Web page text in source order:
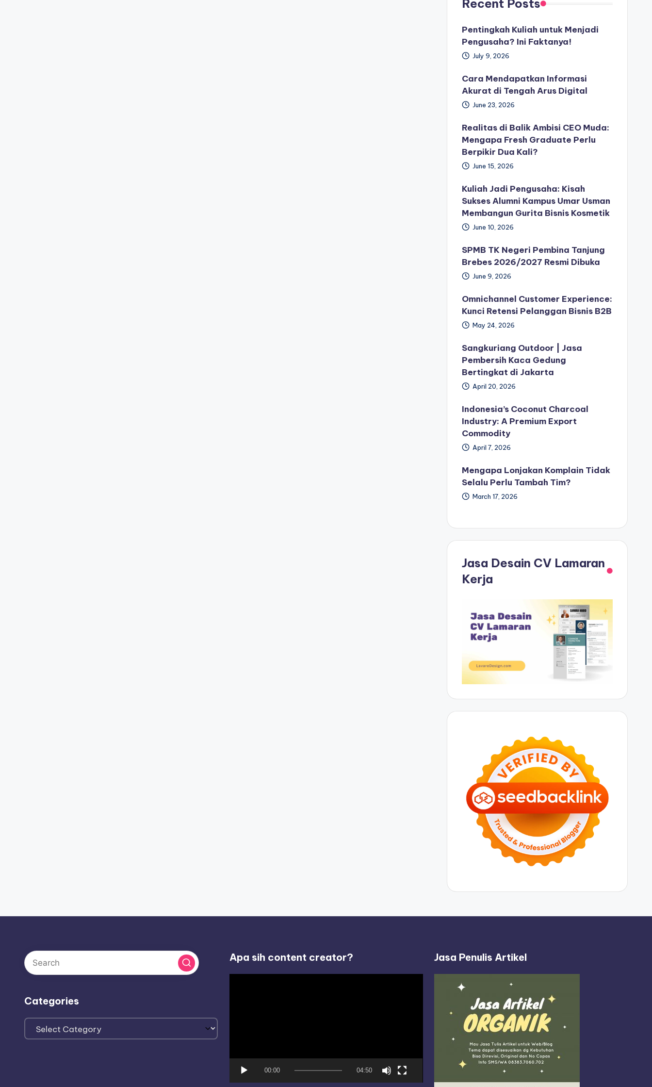
Recent Posts
Pentingkah Kuliah untuk Menjadi
Pengusaha? Ini Faktanya!
July 9, 2026
Cara Mendapatkan Informasi
Akurat di Tengah Arus Digital
June 23, 2026
Realitas di Balik Ambisi CEO Muda:
Mengapa Fresh Graduate Perlu
Berpikir Dua Kali?
June 15, 2026
Kuliah Jadi Pengusaha: Kisah
Sukses Alumni Kampus Umar Usman
Membangun Gurita Bisnis Kosmetik
June 10, 2026
SPMB TK Negeri Pembina Tanjung
Brebes 2026/2027 Resmi Dibuka
June 9, 2026
Omnichannel Customer Experience:
Kunci Retensi Pelanggan Bisnis B2B
May 24, 2026
Sangkuriang Outdoor | Jasa
Pembersih Kaca Gedung
Bertingkat di Jakarta
April 20, 2026
Indonesia’s Coconut Charcoal
Industry: A Premium Export
Commodity
April 7, 2026
Mengapa Lonjakan Komplain Tidak
Selalu Perlu Tambah Tim?
March 17, 2026
Jasa Desain CV Lamaran
Kerja
Categories
Categories
Apa sih content creator?
00:00 04:50
Jasa Penulis Artikel